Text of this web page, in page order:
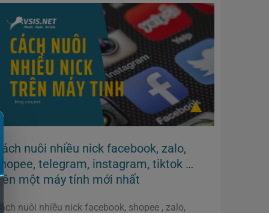
Cách nuôi nhiều nick facebook, zalo,
shopee, telegram, instagram, tiktok …
một máy tính mới nhất
nuôi nhiều nick facebook, shopee , zalo,
Cách
nuôi
nhiều
nick
facebook,
zalo,
shopee,
telegram,
instagram,
tiktok
…
mới
nhất